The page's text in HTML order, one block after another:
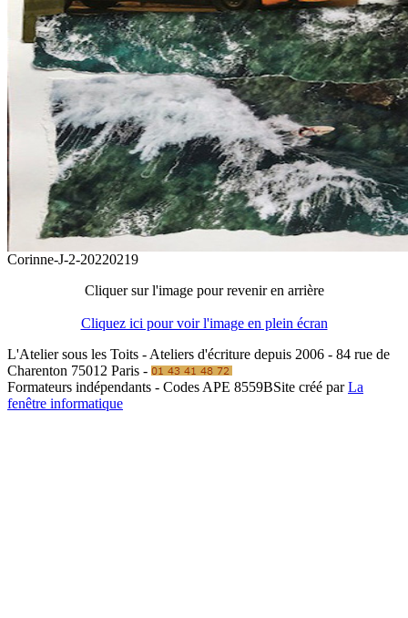
Corinne-J-2-20220219
Cliquer sur l'image pour revenir en arrière
Cliquez ici pour voir l'image en plein écran
L'Atelier sous les Toits - Ateliers d'écriture depuis 2006 - 84 rue de
Charenton 75012 Paris -
Formateurs indépendants - Codes APE 8559BSite créé parLa
fenêtre informatique